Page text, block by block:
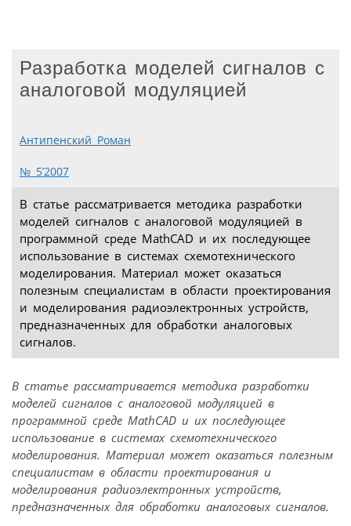
Разработка моделей сигналов с
аналоговой модуляцией
Антипенский Роман
№ 5’2007
В статье рассматривается методика разработки
моделей сигналов с аналоговой модуляцией в
программной среде MathCAD и их последующее
использование в системах схемотехнического
моделирования. Материал может оказаться
полезным специалистам в области проектирования
и моделирования радиоэлектронных устройств,
предназначенных для обработки аналоговых
сигналов.
В статье рассматривается методика разработки
моделей сигналов с аналоговой модуляцией в
программной среде MathCAD и их последующее
использование в системах схемотехнического
моделирования. Материал может оказаться полезным
специалистам в области проектирования и
моделирования радиоэлектронных устройств,
предназначенных для обработки аналоговых сигналов.